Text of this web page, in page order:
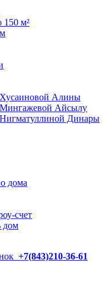
150 м²
Алины
Мингажевой Айсылу
Динары
дома
счет
дом
+7(843)210-36-61